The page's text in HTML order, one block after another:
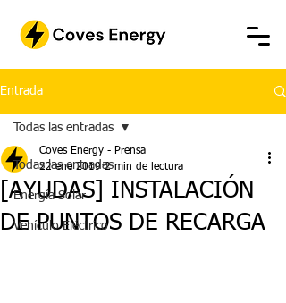
Entrada
Todas las entradas
Energía Solar
Vehículo Eléctrico
Todas las entradas
[AYUDAS] INSTALACIÓN
DE PUNTOS DE RECARGA
Coves Energy - Prensa
22 ene 2019 2 min de lectura